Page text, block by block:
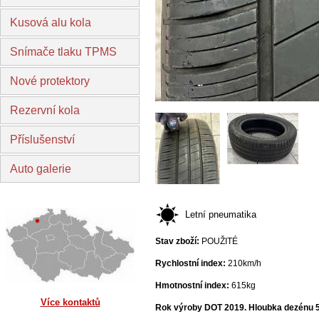
Kusová alu kola
Snímače tlaku TPMS
Nové protektory
Rezervní kola
Příslušenství
Auto galerie
Více kontaktů
Letní pneumatika
Stav zboží: POUŽITÉ
Rychlostní index: 210km/h
Hmotnostní index: 615kg
Rok výroby DOT 2019. Hloubka dezénu